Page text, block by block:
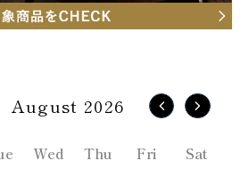
August 2026
Wed Thu Fri Sat